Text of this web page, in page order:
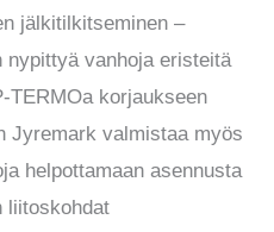
jälkitilkitseminen –
vanhoja eristeitä
TERMOa korjaukseen
Jyremark valmistaa myös
helpottamaan asennusta
liitoskohdat